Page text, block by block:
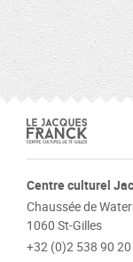
Centre culturel
Chaussée de
1060 St-Gilles
+32 (0)2 538 90 20